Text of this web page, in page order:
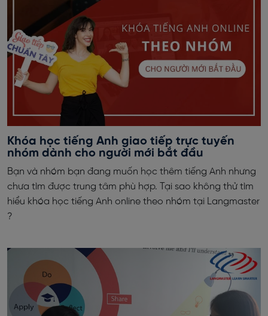
Khóa học tiếng Anh giao tiếp trực tuyến
nhóm dành cho người mới bắt đầu
Bạn và nhóm bạn đang muốn học thêm tiếng Anh nhưng
chưa tìm được trung tâm phù hợp. Tại sao không thử tìm
hiểu khóa học tiếng Anh online theo nhóm tại Langmaster
?